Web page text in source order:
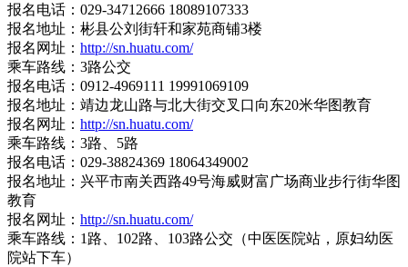
报名电话：029-34712666 18089107333
报名地址：彬县公刘街轩和家苑商铺3楼
报名网址： http://sn.huatu.com/
乘车路线：3路公交
报名电话：0912-4969111 19991069109
报名地址：靖边龙山路与北大街交叉口向东20米华图教育
报名网址： http://sn.huatu.com/
乘车路线：3路、5路
报名电话：029-38824369 18064349002
报名地址：兴平市南关西路49号海威财富广场商业步行街华图
教育
报名网址： http://sn.huatu.com/
乘车路线：1路、102路、103路公交（中医医院站，原妇幼医
院站下车）